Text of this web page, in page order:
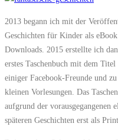
2013 begann ich mit der
Geschichten für Kinder als
Downloads. 2015 erstellte ich
erstes Taschenbuch mit dem
einiger Facebook-Freunde und
kleinen Vorlesungen. Das
aufgrund der vorausgegangenen
späteren Geschichten erst als